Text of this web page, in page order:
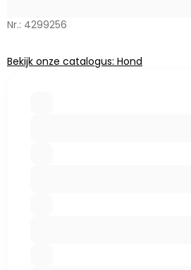
Nr.: 4299256
Bekijk onze catalogus: Hond